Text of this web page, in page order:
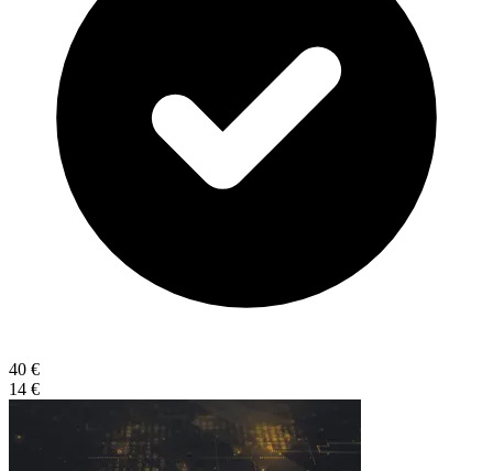
40 €
14 €